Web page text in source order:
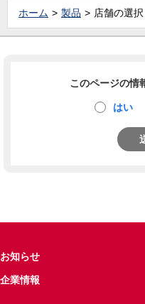
ホーム 製品 店舗の選択
このページの情
はい
お知らせ
企業情報